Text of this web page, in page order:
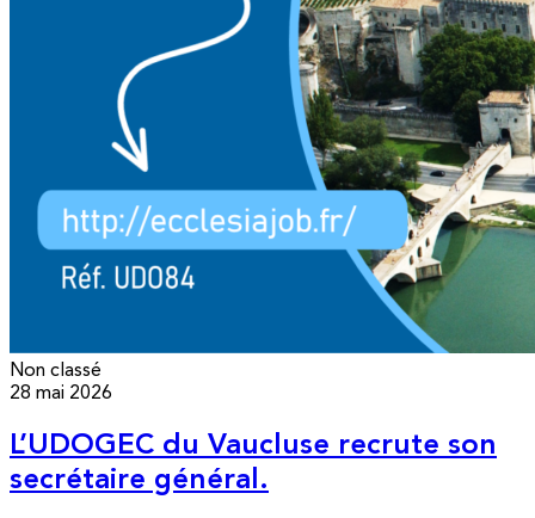
Non classé
28 mai 2026
L’UDOGEC du Vaucluse recrute son
secrétaire général.